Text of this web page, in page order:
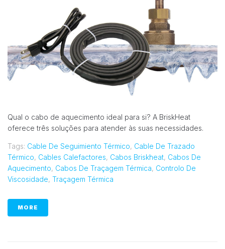
Qual o cabo de aquecimento ideal para si? A BriskHeat
oferece três soluções para atender às suas necessidades.
Tags: Cable De Seguimiento Térmico, Cable De Trazado
Térmico, Cables Calefactores, Cabos Briskheat, Cabos De
Aquecimento, Cabos De Traçagem Térmica, Controlo De
Viscosidade, Traçagem Térmica
MORE